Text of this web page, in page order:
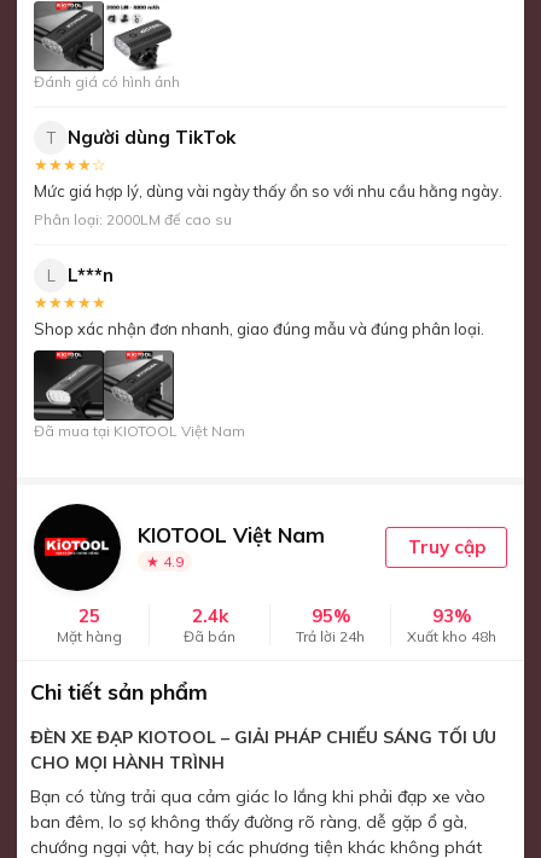
Đánh giá có hình ảnh
T Người dùng TikTok
★★★★☆
Mức giá hợp lý, dùng vài ngày thấy ổn so với nhu cầu hằng ngày.
Phân loại: 2000LM đế cao su
L L***n
★★★★★
Shop xác nhận đơn nhanh, giao đúng mẫu và đúng phân loại.
Đã mua tại KIOTOOL Việt Nam
KIOTOOL Việt Nam
★ 4.9
Truy cập
25
Mặt hàng
2.4k
Đã bán
95%
Trả lời 24h
93%
Xuất kho 48h
Chi tiết sản phẩm
ĐÈN XE ĐẠP KIOTOOL – GIẢI PHÁP CHIẾU SÁNG TỐI ƯU
CHO MỌI HÀNH TRÌNH
Bạn có từng trải qua cảm giác lo lắng khi phải đạp xe vào
ban đêm, lo sợ không thấy đường rõ ràng, dễ gặp ổ gà,
chướng ngại vật, hay bị các phương tiện khác không phát